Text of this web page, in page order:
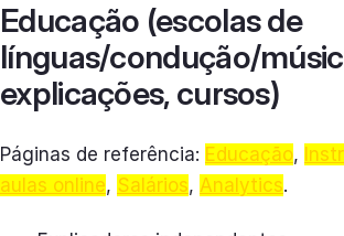
Educação (escolas de
línguas/condução/
explicações, cursos)
Páginas de referência: Educação,
aulas online, Salários, Analytics.